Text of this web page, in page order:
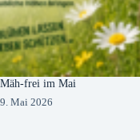
Mäh-frei im Mai
9. Mai 2026